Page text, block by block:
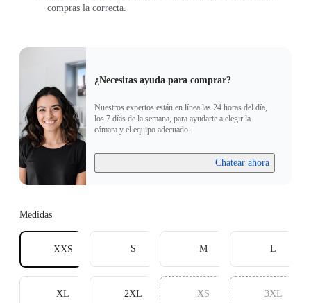
compras la correcta.
¿Necesitas ayuda para comprar?
Nuestros expertos están en línea las 24 horas del día,
los 7 días de la semana, para ayudarte a elegir la
cámara y el equipo adecuado.
Chatear ahora
Medidas
XXS S M L
XL 2XL XS 3XL